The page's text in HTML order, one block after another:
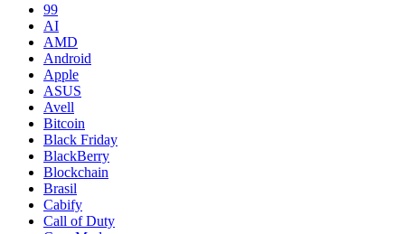
99
AI
AMD
Android
Apple
ASUS
Avell
Bitcoin
Black Friday
BlackBerry
Blockchain
Brasil
Cabify
Call of Duty